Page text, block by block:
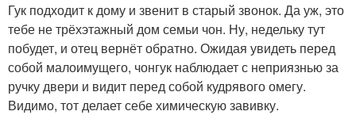
Гук подходит к дому и звенит в старый звонок. Да уж, это
тебе не трёхэтажный дом семьи чон. Ну, недельку тут
побудет, и отец вернёт обратно. Ожидая увидеть перед
собой малоимущего, чонгук наблюдает с неприязнью за
ручку двери и видит перед собой кудрявого омегу.
Видимо, тот делает себе химическую завивку.